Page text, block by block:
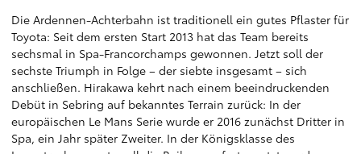
Die Ardennen-Achterbahn ist traditionell ein gutes Pflaster für
Toyota: Seit dem ersten Start 2013 hat das Team bereits
sechsmal in Spa-Francorchamps gewonnen. Jetzt soll der
sechste Triumph in Folge – der siebte insgesamt – sich
anschließen. Hirakawa kehrt nach einem beeindruckenden
Debüt in Sebring auf bekanntes Terrain zurück: In der
europäischen Le Mans Serie wurde er 2016 zunächst Dritter in
Spa, ein Jahr später Zweiter. In der Königsklasse des